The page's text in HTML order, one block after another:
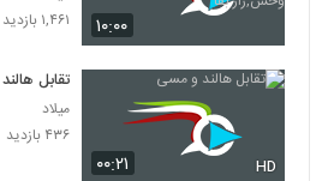
۱۰:۰۰
وحش,راز بقا
۱,۴۶۱ بازدید
۰۰:۲۱ HD
تقابل
میلاد
۴۳۶ بازدید